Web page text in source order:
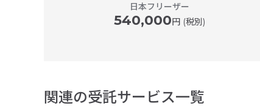
日本フリーザー
540,000円 (税別)
関連の受託サービス一覧